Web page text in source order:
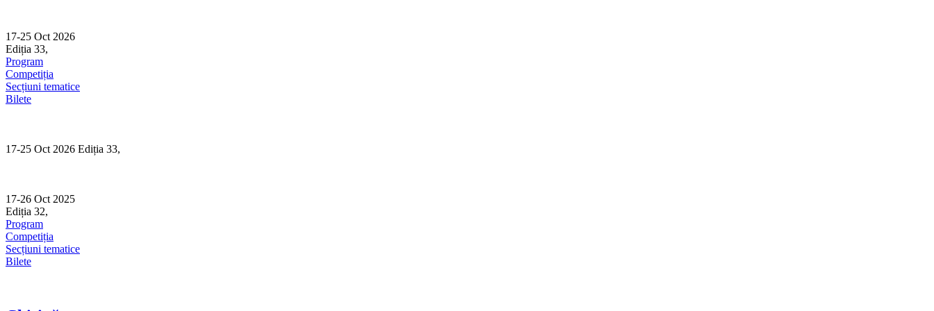
content
17-25 Oct 2026
Ediția 33,
Program
Competiția
Secțiuni tematice
Bilete
17-25 Oct 2026 Ediția 33,
17-26 Oct 2025
Ediția 32,
Program
Competiția
Secțiuni tematice
Bilete